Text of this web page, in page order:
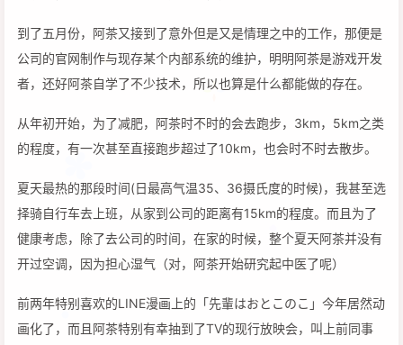
到了五月份，阿茶又接到了意外但是又是情理之中的工作，那便是
公司的官网制作与现存某个内部系统的维护，明明阿茶是游戏开发
者，还好阿茶自学了不少技术，所以也算是什么都能做的存在。
从年初开始，为了减肥，阿茶时不时的会去跑步，3km，5km之类
的程度，有一次甚至直接跑步超过了10km，也会时不时去散步。
夏天最热的那段时间(日最高气温35、36摄氏度的时候)，我甚至选
择骑自行车去上班，从家到公司的距离有15km的程度。而且为了
健康考虑，除了去公司的时间，在家的时候，整个夏天阿茶并没有
开过空调，因为担心湿气（对，阿茶开始研究起中医了呢）
前两年特别喜欢的LINE漫画上的「先輩はおとこのこ」今年居然动
画化了，而且阿茶特别有幸抽到了TV的现行放映会，叫上前同事